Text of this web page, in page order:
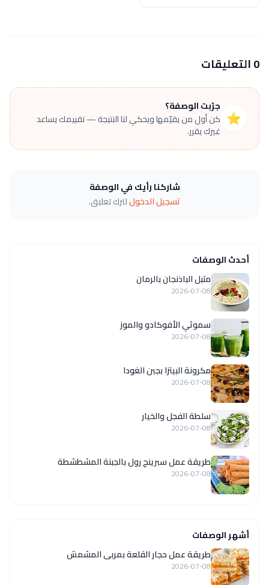
0 التعليقات
⭐
جرّبت الوصفة؟
كن أول من يقيّمها ويحكي لنا النتيجة — تقييمك يساعد
غيرك يقرر.
شاركنا رأيك في الوصفة
تسجيل الدخوللترك تعليق.
أحدث الوصفات
متبل الباذنجان بالرمان
2026-07-08
سموثي الأفوكادو والموز
2026-07-08
مكرونة البيتزا بجبن الغودا
2026-07-08
سلطة الفجل والخيار
2026-07-08
طريقة عمل سبرينج رول بالجبنة المشطشطة
2026-07-08
أشهر الوصفات
طريقة عمل حجار القلعة بمربى المشمش
2026-07-08